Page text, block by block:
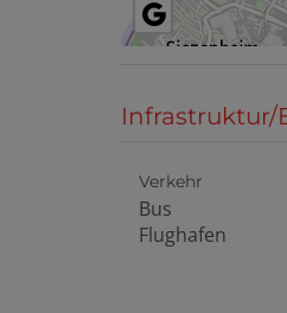
Infrastruktur/
Verkehr
Bus
Flughafen